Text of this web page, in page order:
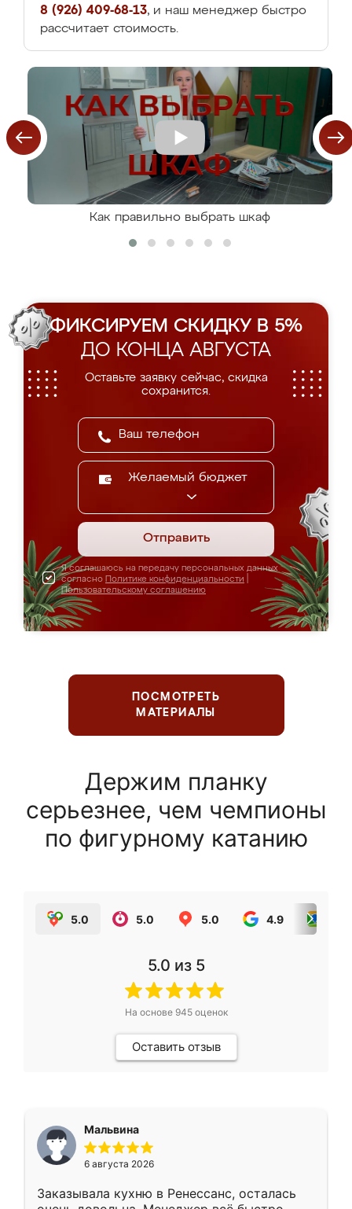
8 (926) 409-68-13, и наш менеджер быстро
рассчитает стоимость.
Как правильно выбрать шкаф
ФИКСИРУЕМ СКИДКУ В 5%
ДО КОНЦА АВГУСТА
Оставьте заявку сейчас, скидка
сохранится.
Желаемый бюджет
Отправить
Я соглашаюсь на передачу персональных данных
согласно Политике конфиденциальности
Пользовательскому соглашению
ПОСМОТРЕТЬ
МАТЕРИАЛЫ
Держим планку
серьезнее, чем чемпионы
по фигурному катанию
5.0 5.0 5.0 4.9
5.0 из 5
На основе 945оценок
Оставить отзыв
Мальвина
6 августа 2026
Заказывала кухню в Ренессанс, осталась